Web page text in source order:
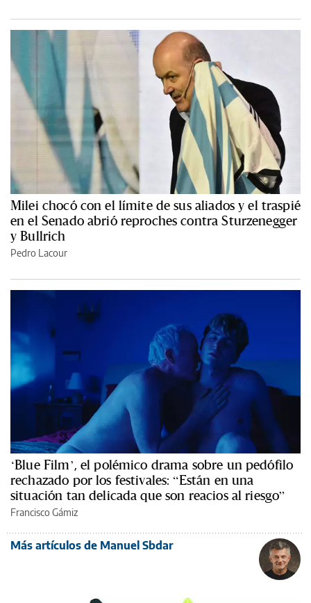
Milei chocó con el límite de sus aliados y el traspié
en el Senado abrió reproches contra Sturzenegger
y Bullrich
Pedro Lacour
‘Blue Film’, el polémico drama sobre un pedófilo
rechazado por los festivales: “Están en una
situación tan delicada que son reacios al riesgo”
Francisco Gámiz
Más artículos de Manuel Sbdar